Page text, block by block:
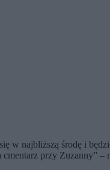
w najbliższą środę i
przy Zuzanny” –